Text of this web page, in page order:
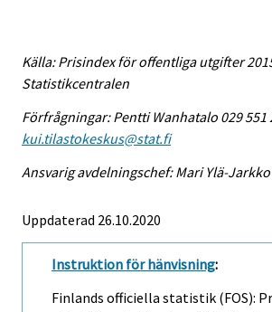
Källa: Prisindex för offentliga utgifter
Statistikcentralen
Förfrågningar: Pentti Wanhatalo 029 551
kui.tilastokeskus@stat.fi
Ansvarig avdelningschef: Mari Ylä-Jarkko
Uppdaterad 26.10.2020
Instruktion för hänvisning:
Finlands officiella statistik (FOS):